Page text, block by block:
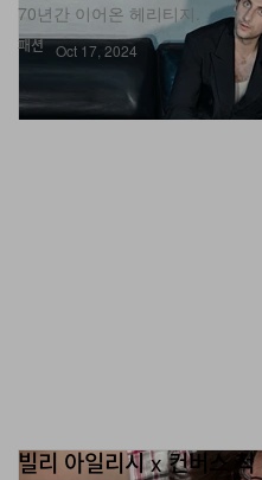
패션
70년간 이어온 헤리티지.
Oct 17, 2024
빌리 아일리시 x 컨버스